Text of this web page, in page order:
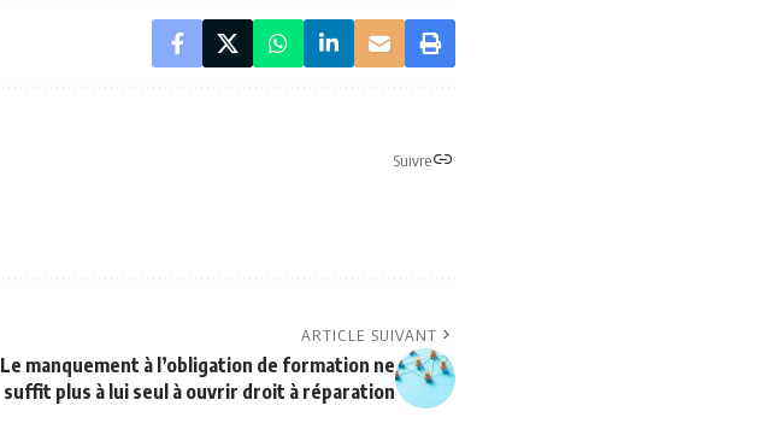
Suivre
ARTICLE SUIVANT
Le manquement à l’obligation de formation ne
suffit plus à lui seul à ouvrir droit à réparation